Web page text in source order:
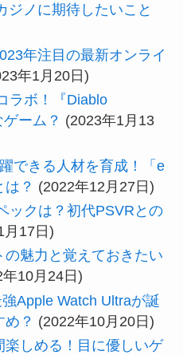
ジノに期待したいこと
年注目の最新オンライ
年1月20日)
ラボ！『Diablo
ーム？ (2023年1月13
できる人材を育成！「e
？ (2022年12月27日)
ックは？初代PSVRとの
月17日)
魅力と覚えておきたい
年10月24日)
Apple Watch Ultraが誕
？ (2022年10月20日)
しめる！目に優しいゲ